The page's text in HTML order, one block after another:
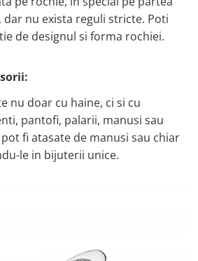
dar nu exista reguli stricte. Poti
de designul si forma rochiei.
nu doar cu haine, ci si cu
pantofi, palarii, manusi sau
fi atasate de manusi sau chiar
le in bijuterii unice.